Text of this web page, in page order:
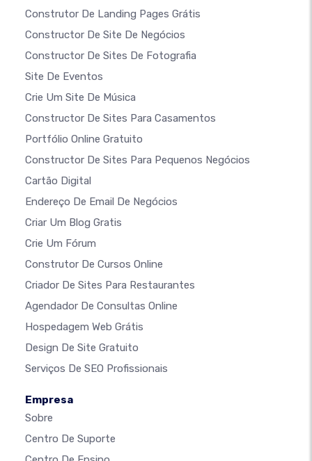
Construtor De Landing Pages Grátis
Constructor De Site De Negócios
Constructor De Sites De Fotografia
Site De Eventos
Crie Um Site De Música
Constructor De Sites Para Casamentos
Portfólio Online Gratuito
Constructor De Sites Para Pequenos Negócios
Cartão Digital
Endereço De Email De Negócios
Criar Um Blog Gratis
Crie Um Fórum
Construtor De Cursos Online
Criador De Sites Para Restaurantes
Agendador De Consultas Online
Hospedagem Web Grátis
Design De Site Gratuito
Serviços De SEO Profissionais
Empresa
Sobre
Centro De Suporte